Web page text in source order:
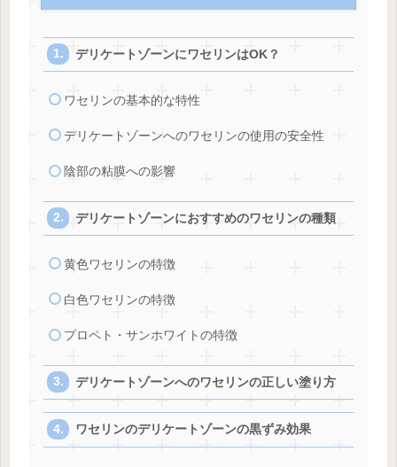
デリケートゾーンにワセリンはOK？
ワセリンの基本的な特性
デリケートゾーンへのワセリンの使用の安全性
陰部の粘膜への影響
デリケートゾーンにおすすめのワセリンの種類
黄色ワセリンの特徴
白色ワセリンの特徴
プロペト・サンホワイトの特徴
デリケートゾーンへのワセリンの正しい塗り方
ワセリンのデリケートゾーンの黒ずみ効果